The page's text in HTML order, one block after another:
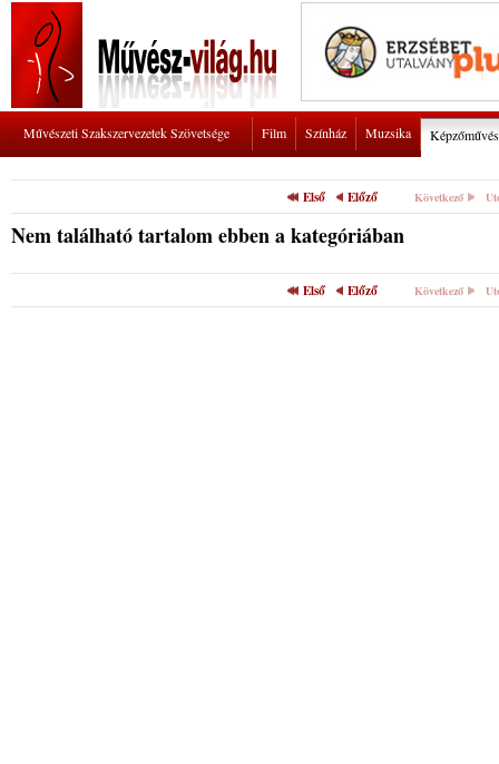
Művészeti Szakszervezetek Szövetsége Film Színház Muzsika
Első Előző Következő
Nem található tartalom ebben a kategóriában
Első Előző Következő